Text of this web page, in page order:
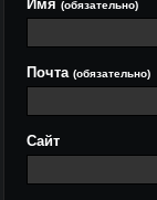
Имя (обязательно)
Почта (обязательно)
Сайт